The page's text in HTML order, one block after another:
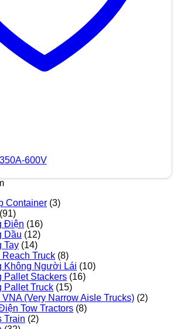
600V
Container (3)
(91)
Điện (16)
Dầu (12)
Tay (14)
Reach Truck (8)
Không Người Lái (10)
Pallet Stackers (16)
Pallet Truck (15)
VNA (Very Narrow Aisle Trucks) (2)
Tow Tractors (8)
Train (2)